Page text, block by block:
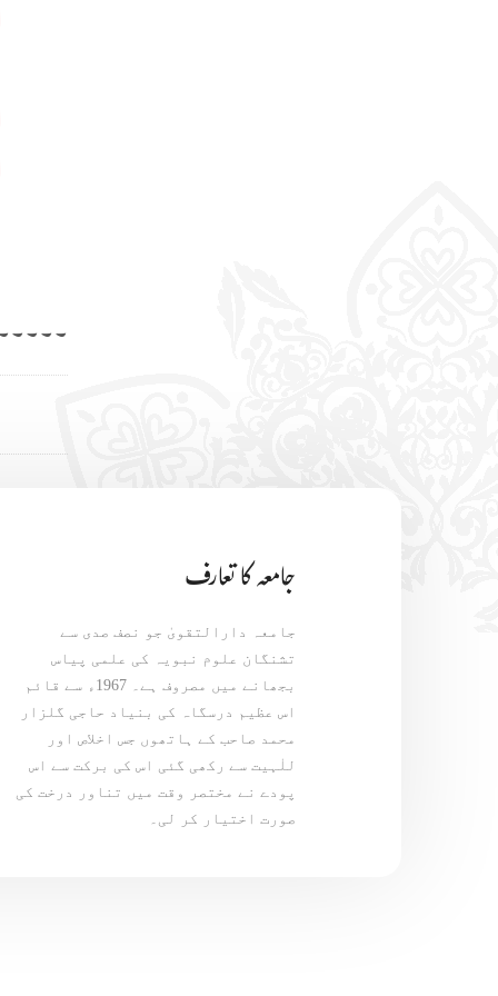
جامعہ کا تعارف
جامعہ دارالتقویٰ جو نصف صدی سے
تشنگان علوم نبویہ کی علمی پیاس
بجھانے میں مصروف ہے۔ 1967ء سے قائم
اس عظیم درسگاہ کی بنیاد حاجی گلزار
محمد صاحب کے ہاتھوں جس اخلاص اور
للٰہیت سے رکھی گئی اس کی برکت سے اس
پودے نے مختصر وقت میں تناور درخت کی
صورت اختیار کر لی۔